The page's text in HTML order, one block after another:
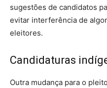
sugestões de candidatos
evitar interferência de
eleitores.
Candidaturas
Outra mudança para o